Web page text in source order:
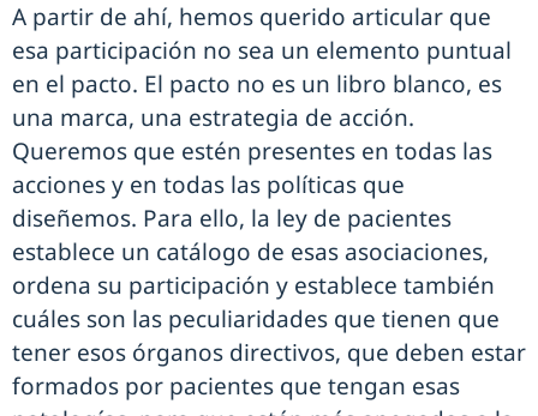
A partir de ahí, hemos querido articular que
esa participación no sea un elemento puntual
en el pacto. El pacto no es un libro blanco, es
una marca, una estrategia de acción.
Queremos que estén presentes en todas las
acciones y en todas las políticas que
diseñemos. Para ello, la ley de pacientes
establece un catálogo de esas asociaciones,
ordena su participación y establece también
cuáles son las peculiaridades que tienen que
tener esos órganos directivos, que deben estar
formados por pacientes que tengan esas